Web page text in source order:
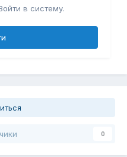
в систему.
0